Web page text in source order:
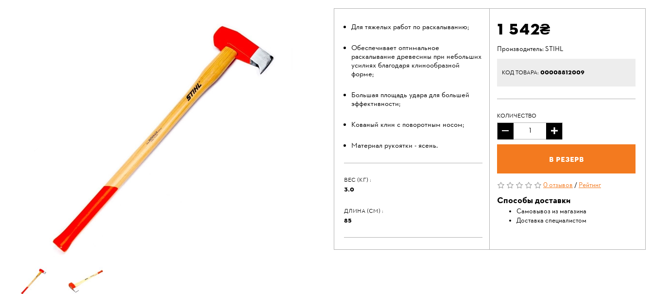
Для тяжелых работ по раскалыванию;
Обеспечивает оптимальное
раскалывание древесины при небольших
усилиях благодаря клинообразной
форме;
Большая площадь удара для большей
эффективности;
Кованый клин с поворотным носом;
Материал рукоятки - ясень.
ВЕС (КГ) :
3.0
ДЛИНА (СМ) :
85
1 542₴
Производитель:STIHL
КОД ТОВАРА: 00008812009
КОЛИЧЕСТВО
В резерв
0 отзывов/Рейтинг
Способы доставки
Самовывоз из магазина
Доставка специалистом